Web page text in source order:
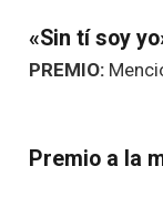
«Sin tí soy
PREMIO:
Premio a la